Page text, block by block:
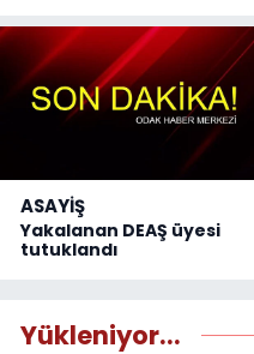
ASAYİŞ
Yakalanan DEAŞ üyesi
tutuklandı
Yükleniyor...